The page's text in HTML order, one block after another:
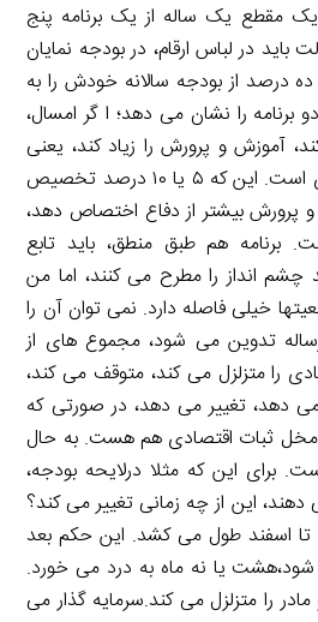
یک مقطع یک ساله از یک برنامه پنج
در لباس ارقام، در بودجه نمایان
درصد از بودجه سالانه خودش را به
را نشان می دهد؛ ا گر امسال،
آموزش و پرورش را زیاد کند، یعنی
برنامه امسالش چیز دیگری است. این که ۵ یا ۱۰ درصد تخصیص
پرورش بیشتر از دفاع اختصاص دهد،
برنامه هم طبق منطق، باید تابع
انداز را مطرح می کنند، اما من
خیلی فاصله دارد. نمی توان آن را
تدوین می شود، مجموع های از
را متزلزل می کند، متوقف می کند،
دهد، تغییر می دهد، در صورتی که
مخل ثبات اقتصادی هم هست. به حال
برای این که مثلا درلایحه بودجه،
دهند، این از چه زمانی تغییر می کند؟
تا اسفند طول می کشد. این حکم بعد
شود،هشت یا نه ماه به درد می خورد.
را متزلزل می کند.سرمایه گذار می